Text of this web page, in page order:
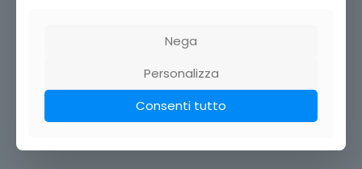
Nega
Personalizza
Consenti tutto